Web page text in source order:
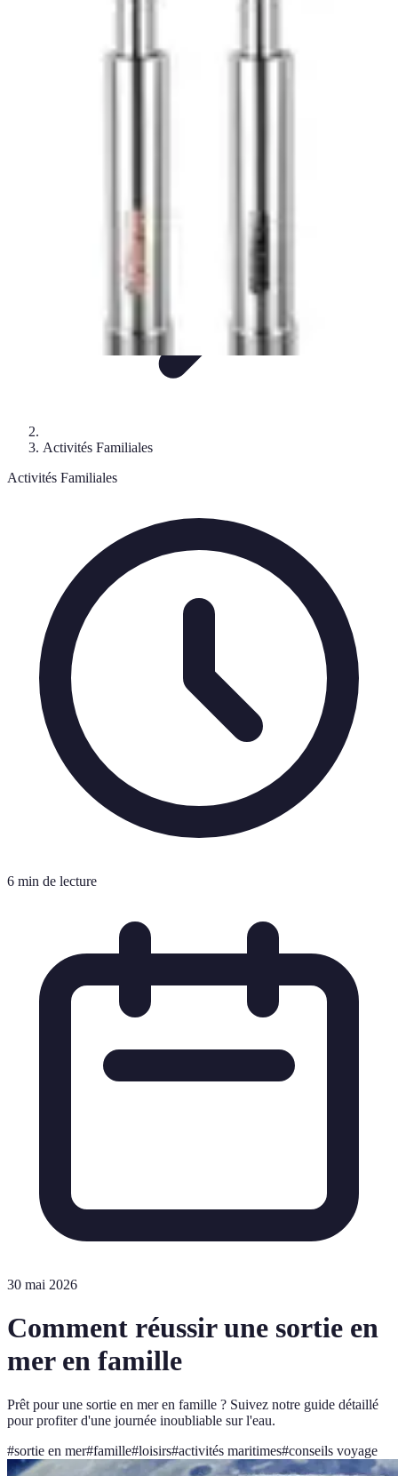
Activités Familiales
Activités Familiales
6 min de lecture
30 mai 2026
Comment réussir une sortie en
mer en famille
Prêt pour une sortie en mer en famille ? Suivez notre guide détaillé
pour profiter d'une journée inoubliable sur l'eau.
#sortie en mer#famille#loisirs#activités maritimes#conseils voyage